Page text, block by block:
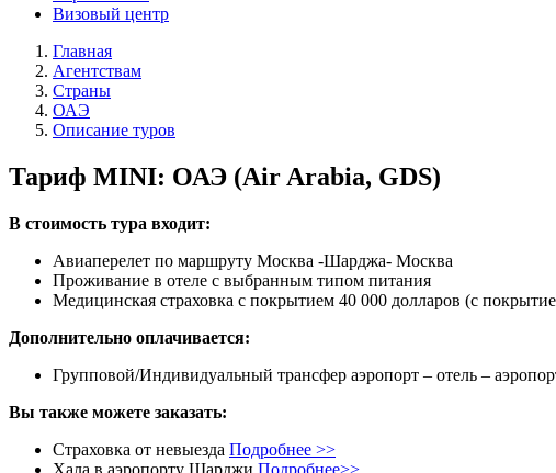
Визовый центр
Главная
Агентствам
Страны
ОАЭ
Описание туров
Тариф MINI: ОАЭ (Air Arabia, GDS)
В стоимость тура входит:
Авиаперелет по маршруту Москва -Шарджа- Москва
Проживание в отеле с выбранным типом питания
Медицинская страховка с покрытием 40 000 долларов (с
Дополнительно оплачивается:
Групповой/Индивидуальный трансфер аэропорт – отель –
Вы также можете заказать:
Страховка от невыезда Подробнее >>
Хала в аэропорту Шарджи Подробнее>>